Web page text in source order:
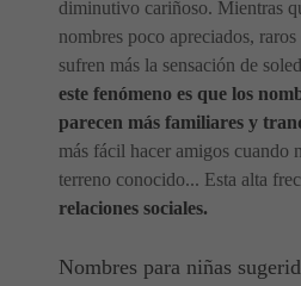
diminutivo cariñoso. Mientras
nombres poco apreciados,
sufren más la sensación de
este fenómeno es que los
parecen más familiares y
más fácil hacer amigos cuando
terreno conocido... Esta alta
relaciones sociales.
Nombres para niñas